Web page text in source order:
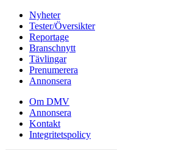
Nyheter
Tester/Översikter
Reportage
Branschnytt
Tävlingar
Prenumerera
Annonsera
Om DMV
Annonsera
Kontakt
Integritetspolicy